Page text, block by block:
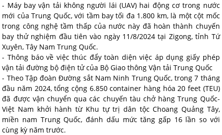
- Máy bay vận tải không người lái (UAV) hai động cơ trong nước
mới của Trung Quốc, với tầm bay tối đa 1.800 km, là một cột mốc
trong công nghệ tầm thấp của nước này đã hoàn thành chuyến
bay thử nghiệm đầu tiên vào ngày 11/8/2024 tại Zigong, tỉnh Tứ
Xuyên, Tây Nam Trung Quốc.
- Thông báo về việc thúc đẩy toàn diện việc áp dụng giấy phép
vận tải đường bộ điện tử của Bộ Giao thông Vận tải Trung Quốc
- Theo Tập đoàn Đường sắt Nam Ninh Trung Quốc, trong 7 tháng
đầu năm 2024, tổng cộng 6.850 container hàng hóa 20 feet (TEU)
đã được vận chuyển qua các chuyến tàu chở hàng Trung Quốc-
Việt Nam khởi hành từ Khu tự trị dân tộc Choang Quảng Tây,
miền nam Trung Quốc, đánh dấu mức tăng gấp 16 lần so với
cùng kỳ năm trước.